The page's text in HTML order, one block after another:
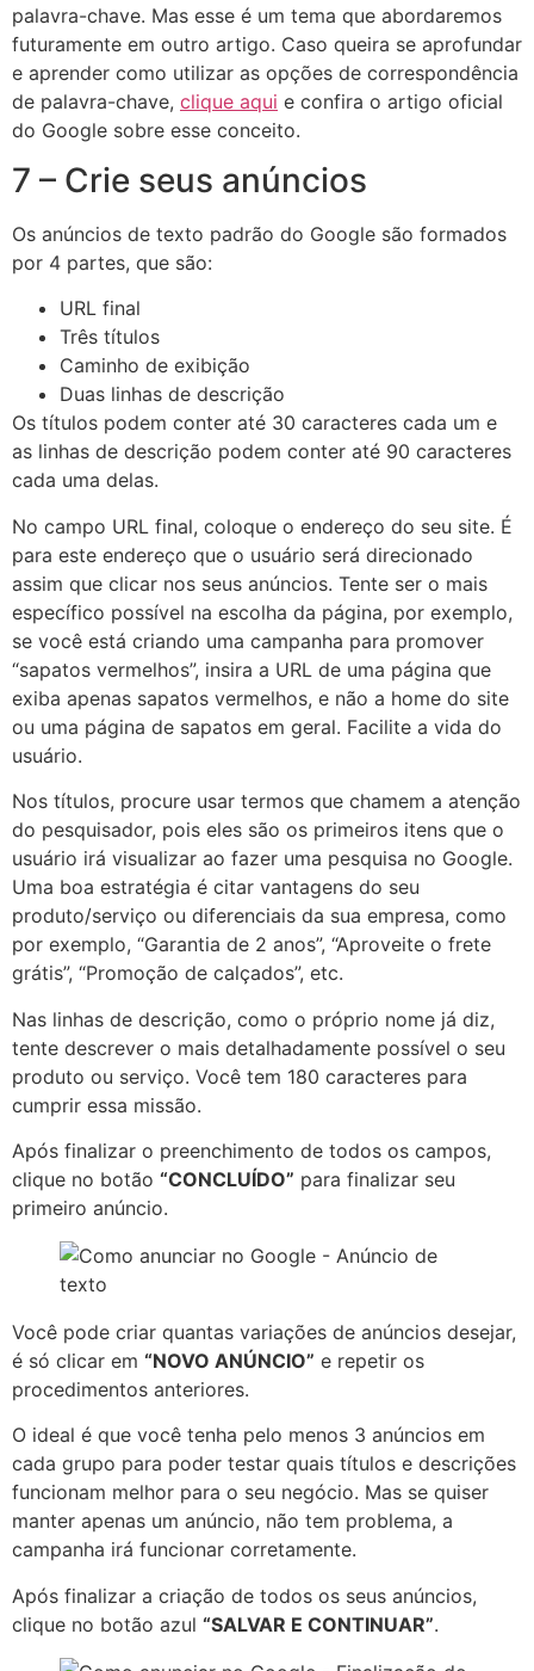
palavra-chave. Mas esse é um tema que abordaremos
futuramente em outro artigo. Caso queira se aprofundar
e aprender como utilizar as opções de correspondência
de palavra-chave, clique aqui e confira o artigo oficial
do Google sobre esse conceito.
7 – Crie seus anúncios
Os anúncios de texto padrão do Google são formados
por 4 partes, que são:
URL final
Três títulos
Caminho de exibição
Duas linhas de descrição
Os títulos podem conter até 30 caracteres cada um e
as linhas de descrição podem conter até 90 caracteres
cada uma delas.
No campo URL final, coloque o endereço do seu site. É
para este endereço que o usuário será direcionado
assim que clicar nos seus anúncios. Tente ser o mais
específico possível na escolha da página, por exemplo,
se você está criando uma campanha para promover
“sapatos vermelhos”, insira a URL de uma página que
exiba apenas sapatos vermelhos, e não a home do site
ou uma página de sapatos em geral. Facilite a vida do
usuário.
Nos títulos, procure usar termos que chamem a atenção
do pesquisador, pois eles são os primeiros itens que o
usuário irá visualizar ao fazer uma pesquisa no Google.
Uma boa estratégia é citar vantagens do seu
produto/serviço ou diferenciais da sua empresa, como
por exemplo, “Garantia de 2 anos”, “Aproveite o frete
grátis”, “Promoção de calçados”, etc.
Nas linhas de descrição, como o próprio nome já diz,
tente descrever o mais detalhadamente possível o seu
produto ou serviço. Você tem 180 caracteres para
cumprir essa missão.
Após finalizar o preenchimento de todos os campos,
clique no botão “CONCLUÍDO” para finalizar seu
primeiro anúncio.
Você pode criar quantas variações de anúncios desejar,
é só clicar em “NOVO ANÚNCIO” e repetir os
procedimentos anteriores.
O ideal é que você tenha pelo menos 3 anúncios em
cada grupo para poder testar quais títulos e descrições
funcionam melhor para o seu negócio. Mas se quiser
manter apenas um anúncio, não tem problema, a
campanha irá funcionar corretamente.
Após finalizar a criação de todos os seus anúncios,
clique no botão azul “SALVAR E CONTINUAR”.